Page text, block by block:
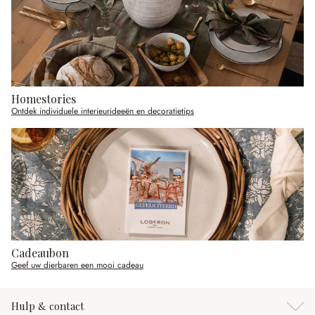
Homestories
Ontdek individuele interieurideeën en decoratietips
Cadeaubon
Geef uw dierbaren een mooi cadeau
Hulp & contact